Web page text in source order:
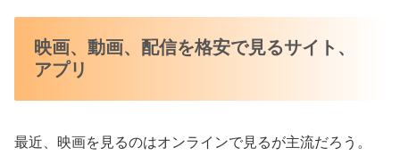
映画、動画、配信を格安で見るサイト、
アプリ
最近、映画を見るのはオンラインで見るが主流だろう。